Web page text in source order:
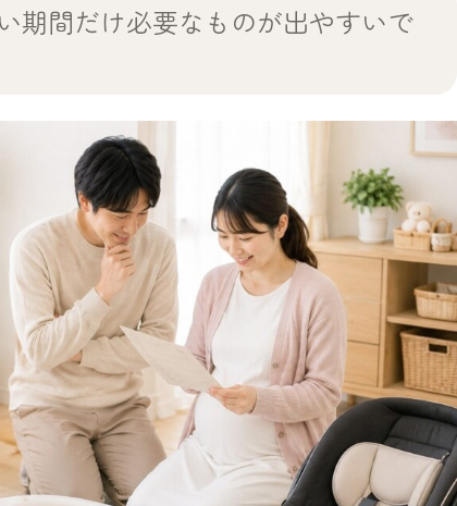
期間だけ必要なものが出やすいで